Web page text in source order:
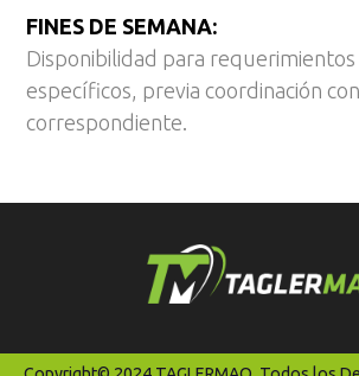
FINES DE SEMANA:
Disponibilidad para requerimientos
específicos, previa coordinación
correspondiente.